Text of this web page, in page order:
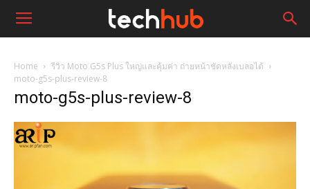
Home
รีวิว Moto G5s Plus ใหญ่และคุ้มค่า ถ่ายหน้าชัดหลังเบลอได้
moto-g5s-plus-review-8
moto-g5s-plus-review-8